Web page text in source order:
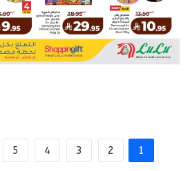
1
2
3
4
5